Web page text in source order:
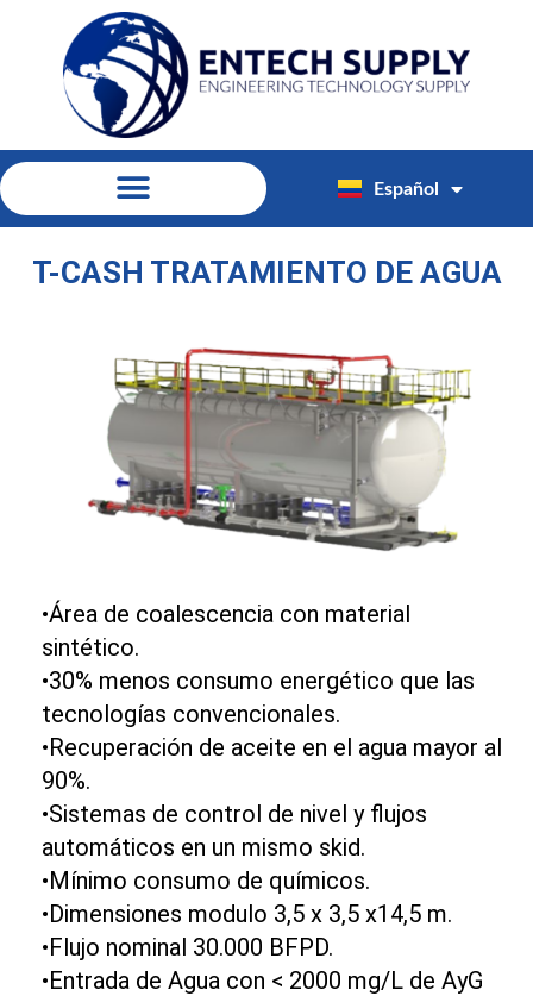
Español
English
T-CASH TRATAMIENTO DE AGUA
•Área de coalescencia con material
sintético.
•30% menos consumo energético que las
tecnologías convencionales.
•Recuperación de aceite en el agua mayor al
90%.
•Sistemas de control de nivel y flujos
automáticos en un mismo skid.
•Mínimo consumo de químicos.
•Dimensiones modulo 3,5 x 3,5 x14,5 m.
•Flujo nominal 30.000 BFPD.
•Entrada de Agua con < 2000 mg/L de AyG